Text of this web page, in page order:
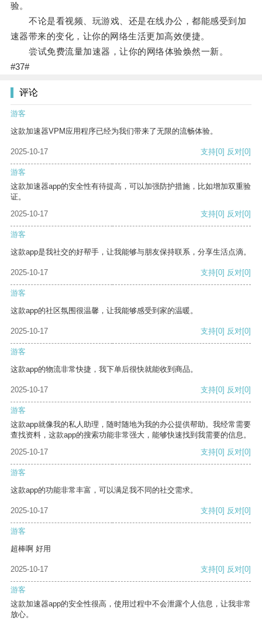
验。
不论是看视频、玩游戏、还是在线办公，都能感受到加
速器带来的变化，让你的网络生活更加高效便捷。
尝试免费流量加速器，让你的网络体验焕然一新。
#37#
评论
游客
这款加速器VPM应用程序已经为我们带来了无限的流畅体验。
2025-10-17 支持[0] 反对[0]
游客
这款加速器app的安全性有待提高，可以加强防护措施，比如增加双重验
证。
2025-10-17
支持[0] 反对[0]
游客
这款app是我社交的好帮手，让我能够与朋友保持联系，分享生活点滴。
2025-10-17 支持[0] 反对[0]
游客
这款app的社区氛围很温馨，让我能够感受到家的温暖。
2025-10-17 支持[0] 反对[0]
游客
这款app的物流非常快捷，我下单后很快就能收到商品。
2025-10-17 支持[0] 反对[0]
游客
这款app就像我的私人助理，随时随地为我的办公提供帮助。我经常需要
查找资料，这款app的搜索功能非常强大，能够快速找到我需要的信息。
2025-10-17
支持[0] 反对[0]
游客
这款app的功能非常丰富，可以满足我不同的社交需求。
2025-10-17 支持[0] 反对[0]
游客
超棒啊 好用
2025-10-17 支持[0] 反对[0]
游客
这款加速器app的安全性很高，使用过程中不会泄露个人信息，让我非常
放心。